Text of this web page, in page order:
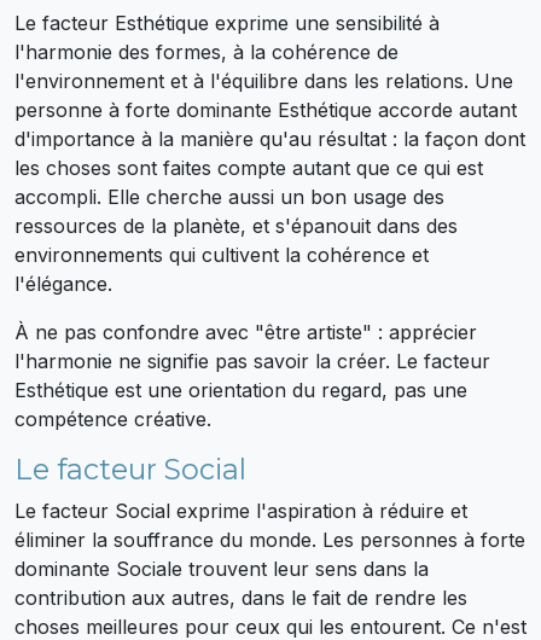
Le facteur Esthétique exprime une sensibilité à
l'harmonie des formes, à la cohérence de
l'environnement et à l'équilibre dans les relations. Une
personne à forte dominante Esthétique accorde autant
d'importance à la manière qu'au résultat : la façon dont
les choses sont faites compte autant que ce qui est
accompli. Elle cherche aussi un bon usage des
ressources de la planète, et s'épanouit dans des
environnements qui cultivent la cohérence et
l'élégance.
À ne pas confondre avec "être artiste" : apprécier
l'harmonie ne signifie pas savoir la créer. Le facteur
Esthétique est une orientation du regard, pas une
compétence créative.
Le facteur Social
Le facteur Social exprime l'aspiration à réduire et
éliminer la souffrance du monde. Les personnes à forte
dominante Sociale trouvent leur sens dans la
contribution aux autres, dans le fait de rendre les
choses meilleures pour ceux qui les entourent. Ce n'est